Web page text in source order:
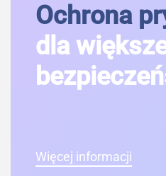
Ochrona
dla
Więcej informacji